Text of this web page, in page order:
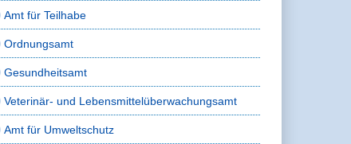
Amt für Teilhabe
Ordnungsamt
Gesundheitsamt
Veterinär- und Lebensmittelüberwachungsamt
Amt für Umweltschutz